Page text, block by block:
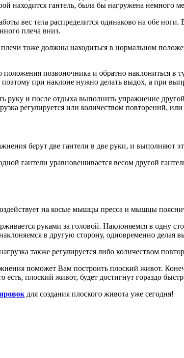
находится гантель, была бы нагружена немного
вес тела распределится одинаково на обе
плеча вниз.
тоже должны находиться в нормальном
позвоночника и обратно наклониться в
при наклоне нужно делать выдох, а при
руку и после отдыха выполнить упражнение
регулируется или количеством повторений, или
берут две гантели в две руки, и выполняют
гантели уравновешивается весом другой
на косые мышцы пресса и мышцы
руками за головой. Наклоняемся в одну
в другую сторону, одновременно делая
также регулируется либо количеством
поможет Вам построить плоский живот.
плоский живот, будет достигнут гораздо
для создания плоского живота уже сегодня!